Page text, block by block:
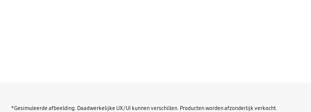
*Gesimuleerde afbeelding. Daadwerkelijke UX/UI kunnen verschillen. Producten worden afzonderlijk verkocht.